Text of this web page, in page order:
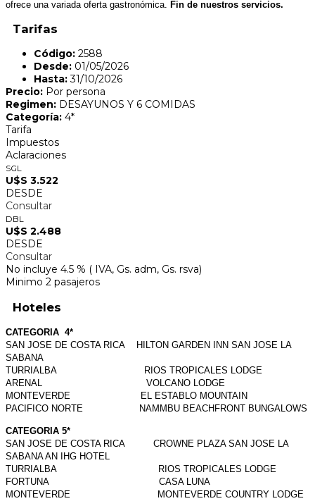
ofrece una variada oferta gastronómica. Fin de nuestros servicios.
Tarifas
Código: 2588
Desde: 01/05/2026
Hasta:31/10/2026
Precio: Por persona
Regimen: DESAYUNOS Y 6 COMIDAS
Categoría: 4*
Tarifa
Impuestos
Aclaraciones
SGL
U$S 3.522
DESDE
Consultar
DBL
U$S 2.488
DESDE
Consultar
No incluye 4.5 % ( IVA, Gs. adm, Gs. rsva)
Minimo 2 pasajeros
Hoteles
CATEGORIA 4*
SAN JOSE DE COSTA RICA HILTON GARDEN INN SAN JOSE LA
SABANA
TURRIALBA RIOS TROPICALES LODGE
ARENAL VOLCANO LODGE
MONTEVERDE EL ESTABLO MOUNTAIN
PACIFICO NORTE NAMMBU BEACHFRONT BUNGALOWS
CATEGORIA 5*
SAN JOSE DE COSTA RICA CROWNE PLAZA SAN JOSE LA
SABANA AN IHG HOTEL
TURRIALBA RIOS TROPICALES LODGE
FORTUNA CASA LUNA
MONTEVERDE MONTEVERDE COUNTRY LODGE